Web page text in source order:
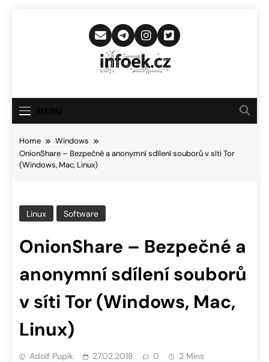
Infoek.cz
Novinkám
Home
Windows
OnionShare – Bezpečné a anonymní sdílení souborů v síti Tor
(Windows, Mac, Linux)
Linux Software
OnionShare – Bezpečné a
anonymní sdílení souborů
v síti Tor (Windows, Mac,
Linux)
Adolf Pupík 27.02.2018 0 2 Mins